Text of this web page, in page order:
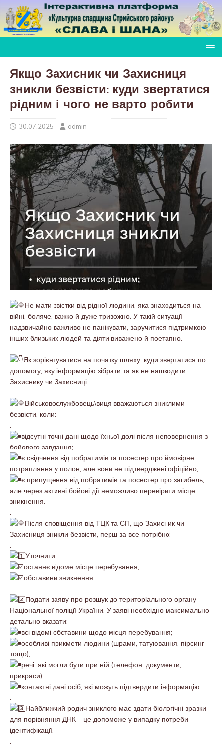
Якщо Захисник чи Захисниця
зникли безвісти: куди звертатися
рідним і чого не варто робити
30.07.2025 admin
Не мати звістки від рідної людини, яка знаходиться на
війні, боляче, важко й дуже тривожно. У такій ситуації
надзвичайно важливо не панікувати, заручитися підтримкою
інших близьких людей та діяти виважено й поетапно.
.
Як зорієнтуватися на початку шляху, куди звертатися по
допомогу, яку інформацію зібрати та як не нашкодити
Захиснику чи Захисниці.
.
Військовослужбовець\виця вважаються зниклими
безвісти, коли:
.
відсутні точні дані щодо їхньої долі після неповернення з
бойового завдання;
є свідчення від побратимів та посестер про ймовірне
потрапляння у полон, але вони не підтверджені офіційно;
є припущення від побратимів та посестер про загибель,
але через активні бойові дії неможливо перевірити місце
зникнення.
.
Після сповіщення від ТЦК та СП, що Захисник чи
Захисниця зникли безвісти, перш за все потрібно:
.
Уточнити:
останнє відоме місце перебування;
обставини зникнення.
.
Подати заяву про розшук до територіального органу
Національної поліції України. У заяві необхідно максимально
детально вказати:
всі відомі обставини щодо місця перебування;
особливі прикмети людини (шрами, татуювання, пірсинг
тощо);
речі, які могли бути при ній (телефон, документи,
прикраси);
контактні дані осіб, які можуть підтвердити інформацію.
.
Найближчий родич зниклого має здати біологічні зразки
для порівняння ДНК – це допоможе у випадку потреби
ідентифікації.
.